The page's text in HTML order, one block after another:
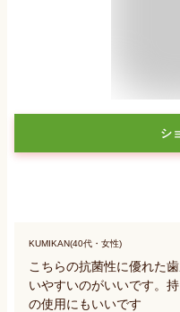
シ
KUMIKAN(40代・女性)
こちらの抗菌性に優れた
いやすいのがいいです。
の使用にもいいです